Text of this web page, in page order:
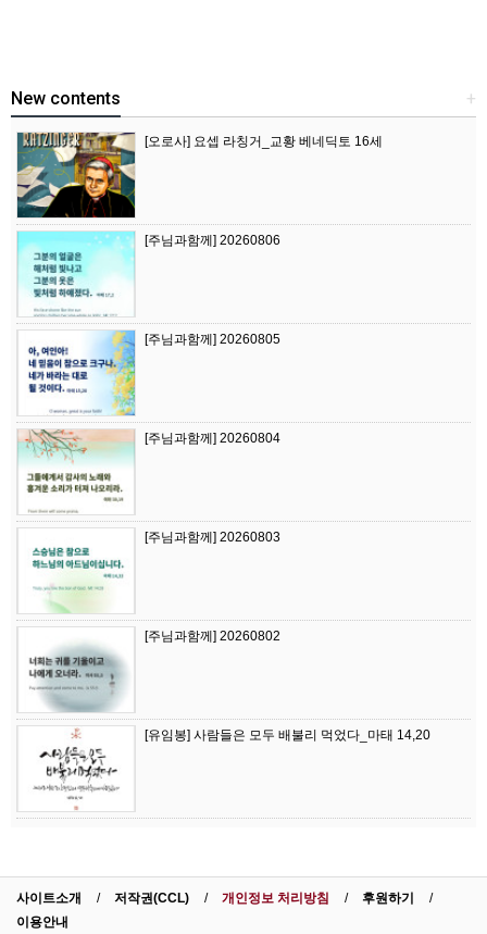
+
New contents
[오로사] 요셉 라칭거_교황 베네딕토 16세
[주님과함께] 20260806
[주님과함께] 20260805
[주님과함께] 20260804
[주님과함께] 20260803
[주님과함께] 20260802
[유임봉] 사람들은 모두 배불리 먹었다_마태 14,20
사이트소개 저작권(CCL) 개인정보 처리방침
후원하기
이용안내